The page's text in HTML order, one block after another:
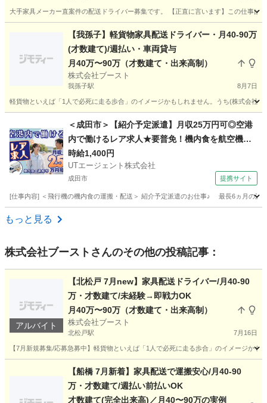
大手家具メーカー直案件の配送ドライバー募集です。 【正直に言います】この仕事
松戸駅 ドライバー 貨物
【我孫子】軽貨物家具配送ドライバー・月40-90万
(才数建て)/週払い・車両貸与
月40万〜90万（才数建て・出来高制）
株式会社ブースト
我孫子駅 8月7日
軽貨物といえば「1人で必死に走る歩合」のイメージかもしれません。うち(株式会社
我孫子駅 ドライバー 貨物
＜成田市＞【紹介予定派遣】月収25万円可◎空港
内で働けるレア求人★要普免！機内食を航空機へ
搬入するお仕事！【履歴書不要☆オンライン面接
OK】【入社キャンペーン実施中！】
時給1,400円
UTエージェント株式会社
成田市 提携サイト
[仕事内容] ＜飛行機の機内食の運搬・配送＞ 紹介予定派遣のお仕事♪ 最長6ヵ月の
千葉 成田市
もっと見る
株式会社ブースト さんのその他の投稿記事：
アルバイト
【北松戸 7月new】家具配送ドライバー/月40-90
万・才数建て/未経験→即戦力OK
月40万〜90万（才数建て・出来高制）
株式会社ブースト
北松戸駅 7月16日
【7月新規募集/応募急募中】軽貨物といえば「1人で必死に走る歩合」のイメージか
北松戸駅 ドライバー 出来高制
【船橋 7月新着】家具配送で運搬安心/月40-90
万・才数建て/週払い前払いOK
才数建て(完全出来高)／月40〜90万の実例